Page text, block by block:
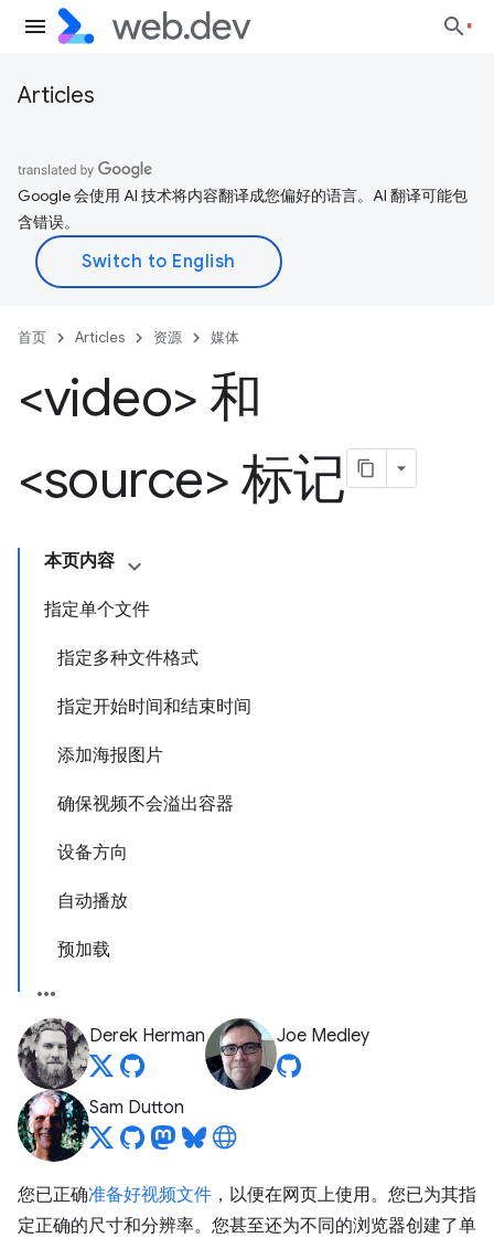
Articles
Google 会使用 AI 技术将内容翻译成您偏好的语言。AI 翻译可能包
含错误。
首页 Articles 资源 媒体
<video> 和
<source> 标记
本页内容
指定单个文件
指定多种文件格式
指定开始时间和结束时间
添加海报图片
确保视频不会溢出容器
设备方向
自动播放
预加载
Derek Herman Joe Medley
Sam Dutton
您已正确准备好视频文件 ，以便在网页上使用。您已为其指
定正确的尺寸和分辨率。您甚至还为不同的浏览器创建了单